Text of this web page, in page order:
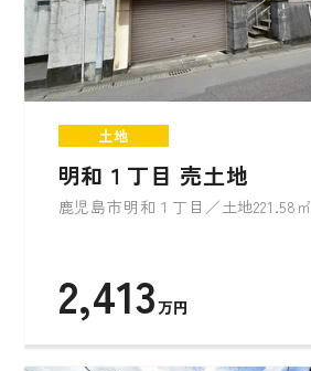
土地
明和１丁目 売土地
鹿児島市明和１丁目／土地221.58
2,413万円